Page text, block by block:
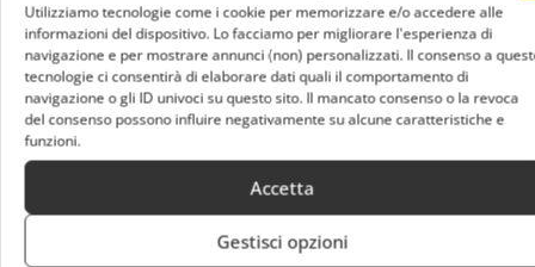
Utilizziamo tecnologie come i cookie per memorizzare e/o accedere alle
informazioni del dispositivo. Lo facciamo per migliorare l'esperienza di
navigazione e per mostrare annunci (non) personalizzati. Il consenso a
tecnologie ci consentirà di elaborare dati quali il comportamento di
navigazione o gli ID univoci su questo sito. Il mancato consenso o la revoca
del consenso possono influire negativamente su alcune caratteristiche e
funzioni.
Accetta
Gestisci opzioni
Andrea De Capitani
Website:
Ciao, sono Andrea De Capitani,
ho 21 anni e attualmente sono